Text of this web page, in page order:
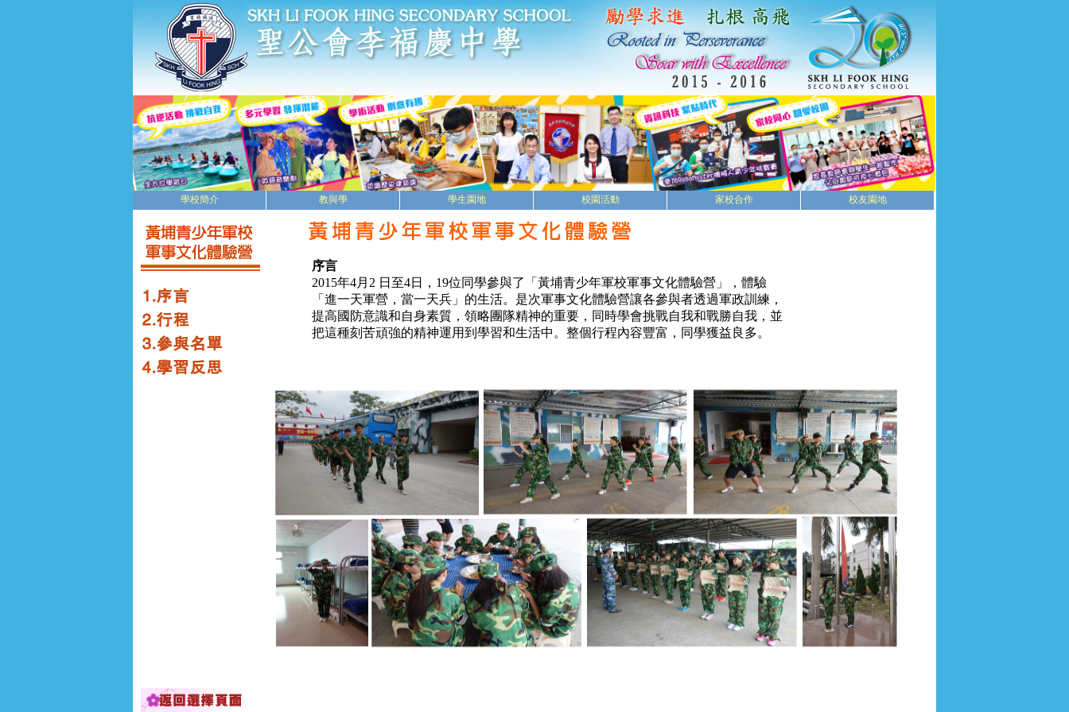
學校簡介 教與學 學生園地 校園活動 家校合作 校友園地
序言
2015年4月2 日至4日，19位同學參與了「黃埔青少年軍校軍事文化體驗營」，體驗
「進一天軍營，當一天兵」的生活。是次軍事文化體驗營讓各參與者透過軍政訓練，
提高國防意識和自身素質，領略團隊精神的重要，同時學會挑戰自我和戰勝自我，並
把這種刻苦頑強的精神運用到學習和生活中。整個行程內容豐富，同學獲益良多。